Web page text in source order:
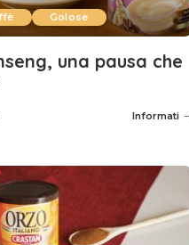
Golose
una pausa che
Informati